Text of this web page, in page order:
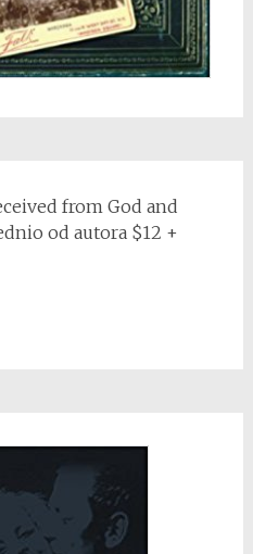
from God and
od autora $12 +